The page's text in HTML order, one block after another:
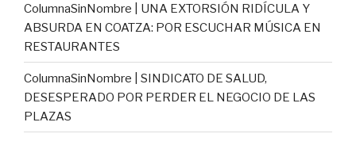
ColumnaSinNombre | UNA EXTORSIÓN RIDÍCULA Y
ABSURDA EN COATZA: POR ESCUCHAR MÚSICA EN
RESTAURANTES
ColumnaSinNombre | SINDICATO DE SALUD,
DESESPERADO POR PERDER EL NEGOCIO DE LAS
PLAZAS